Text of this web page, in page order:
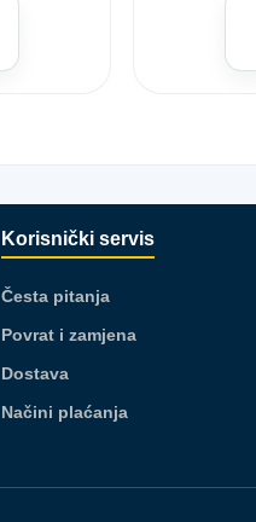
Korisnički servis
Česta pitanja
Povrat i zamjena
Dostava
Načini plaćanja